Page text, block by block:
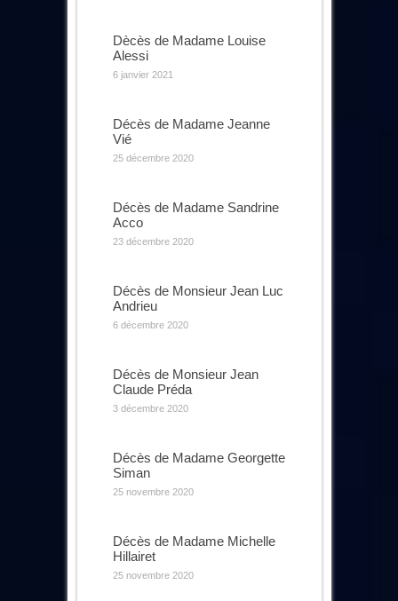
Dècès de Madame Louise
Alessi
6 janvier 2021
Décès de Madame Jeanne
Vié
25 décembre 2020
Décès de Madame Sandrine
Acco
23 décembre 2020
Décès de Monsieur Jean Luc
Andrieu
6 décembre 2020
Décès de Monsieur Jean
Claude Préda
3 décembre 2020
Décès de Madame Georgette
Siman
25 novembre 2020
Décès de Madame Michelle
Hillairet
25 novembre 2020